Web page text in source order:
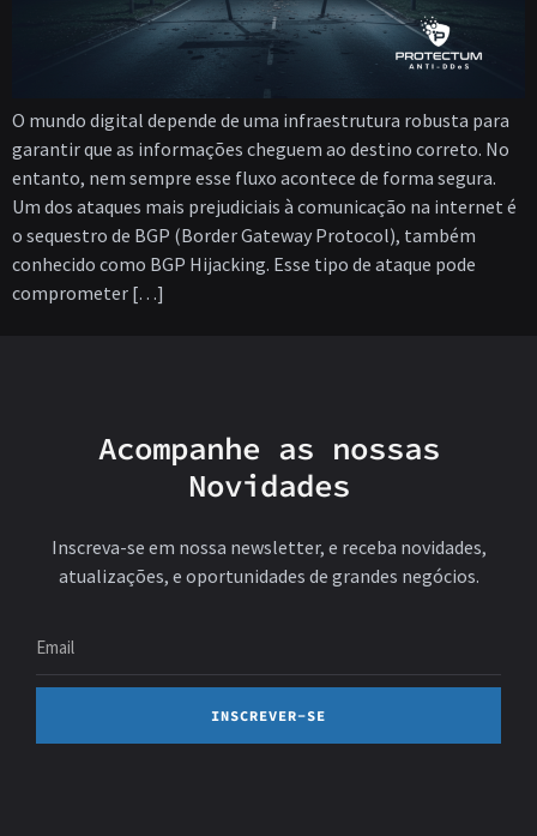
O mundo digital depende de uma infraestrutura robusta para
garantir que as informações cheguem ao destino correto. No
entanto, nem sempre esse fluxo acontece de forma segura.
Um dos ataques mais prejudiciais à comunicação na internet é
o sequestro de BGP (Border Gateway Protocol), também
conhecido como BGP Hijacking. Esse tipo de ataque pode
comprometer […]
Acompanhe as nossas
Novidades
Inscreva-se em nossa newsletter, e receba novidades,
atualizações, e oportunidades de grandes negócios.
INSCREVER-SE